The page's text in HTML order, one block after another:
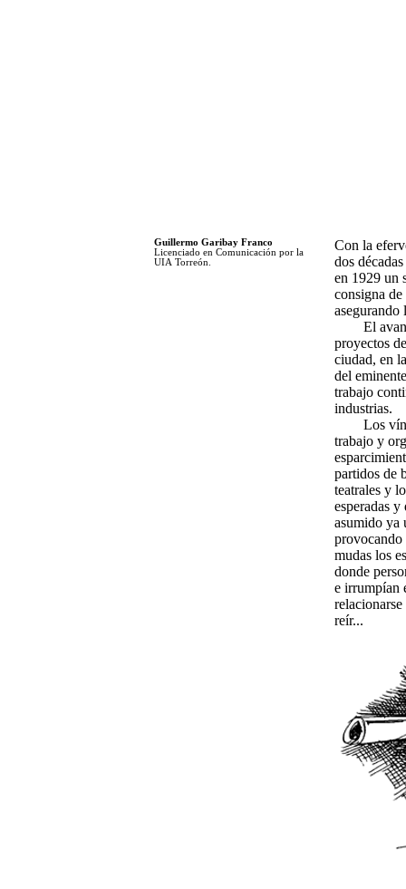
Guillermo Garibay Franco
Licenciado en Comunicación por la
UIA Torreón.
Con la
dos
en 1929 un
consigna
El
proyectos
ciudad, en
del
trabajo
industrias.
Los
trabajo y
partidos de
teatrales y
esperadas
asumido ya
provocando
mudas los
donde
e irrumpían
reír...